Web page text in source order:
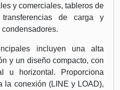
y comerciales, tableros de
de carga y
incluyen una alta
y un diseño compacto, con
u horizontal. Proporciona
la conexión (LINE y LOAD),